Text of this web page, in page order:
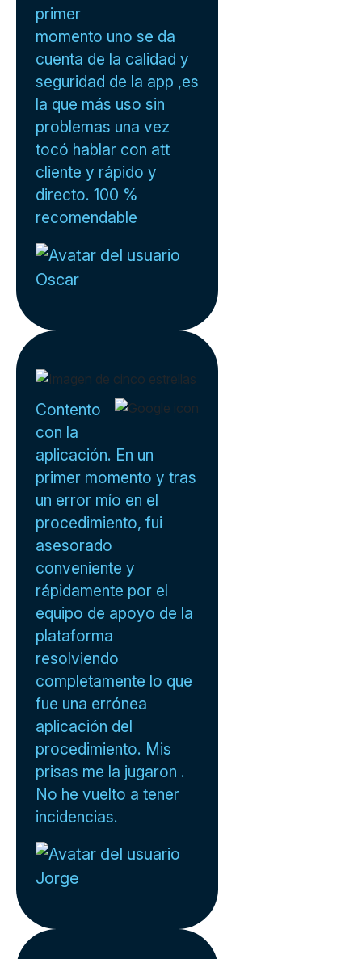
primer
momento uno se da
cuenta de la calidad y
seguridad de la app ,es
la que más uso sin
problemas una vez
tocó hablar con att
cliente y rápido y
directo. 100 %
recomendable
Oscar
Contento
con la
aplicación. En un
primer momento y tras
un error mío en el
procedimiento, fui
asesorado
conveniente y
rápidamente por el
equipo de apoyo de la
plataforma
resolviendo
completamente lo que
fue una errónea
aplicación del
procedimiento. Mis
prisas me la jugaron .
No he vuelto a tener
incidencias.
Jorge